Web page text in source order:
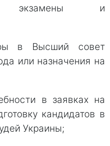
экзамены и
в Высший совет
или назначения на
в заявках на
кандидатов в
Украины;